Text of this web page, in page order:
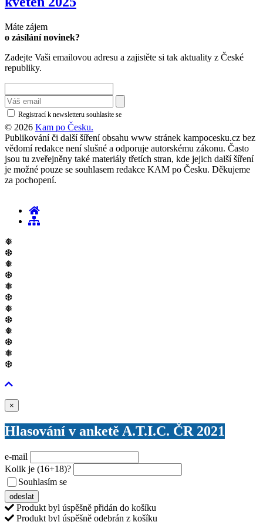
Máte zájem
o zásílání novinek?
Zadejte Vaši emailovou adresu a zajistěte si tak aktuality z České
republiky.
Registrací k newsletteru souhlasíte se
© 2026 Kam po Česku.
Publikování či další šíření obsahu www stránek kampocesku.cz bez
vědomí redakce není slušné a odporuje autorskému zákonu. Často
jsou tu zveřejněny také materiály třetích stran, kde jejich další šíření
je možné pouze se souhlasem redakce KAM po Česku. Děkujeme
za pochopení.
❅
❆
❅
❆
❅
❆
❅
❆
❅
❆
❅
❆
×
Hlasování v anketě A.T.I.C. ČR 2021
e-mail
Kolik je (16+18)?
Souhlasím se
odeslat
Produkt byl úspěšně přidán do košíku
Produkt byl úspěšně odebrán z košíku